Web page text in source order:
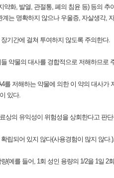
화, 발열, 관절통, 폐의 침윤 등) 등의 추
는 명확하지 않으나 우울증, 자살생각,
기간에 걸쳐 투여하지 않도록 주의한다.
약물의 대사를 경합적으로 저해하므
를 저해하는 약물에 의한 이 약의 대사
있다.
상의 유익성이 위험성을 상회한다고 판
립되어 있지 않다(사용경험이 많지 않다.).
(예를 들어, 1회 성인 용량의 1/2을 1일 2